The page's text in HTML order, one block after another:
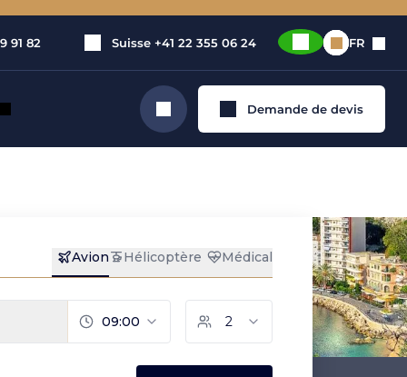
91 82 Suisse +41 22 355 06 24 FR
Rechercher Demande de devis